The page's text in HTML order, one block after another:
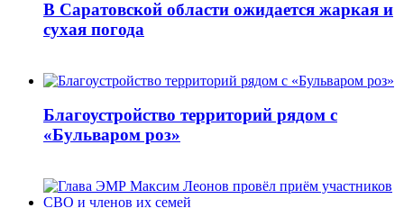
В Саратовской области ожидается жаркая и
сухая погода
Благоустройство территорий рядом с
«Бульваром роз»